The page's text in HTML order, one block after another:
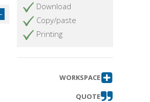
Download
Copy/paste
Printing
WORKSPACE
QUOTE